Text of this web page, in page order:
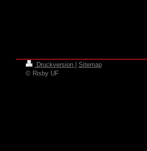
Druckversion
Sitemap
© Risby UF